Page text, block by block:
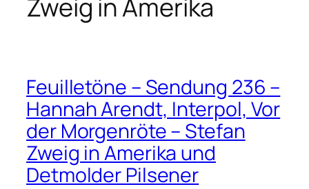
Zweig in Amerika
Feuilletöne – Sendung 236 –
Hannah Arendt, Interpol, Vor
der Morgenröte – Stefan
Zweig in Amerika und
Detmolder Pilsener